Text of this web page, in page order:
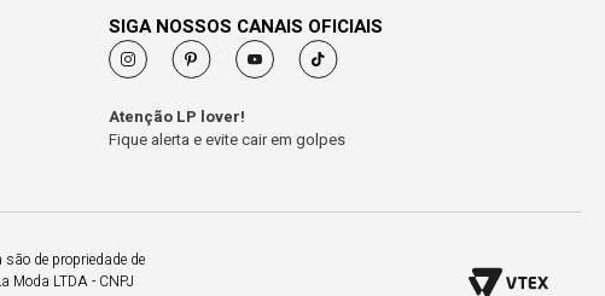
SIGA NOSSOS CANAIS OFICIAIS
Atenção LP lover!
Fique alerta e evite cair em golpes
de propriedade de
Moda LTDA - CNPJ